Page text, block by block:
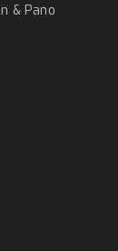
& Pano